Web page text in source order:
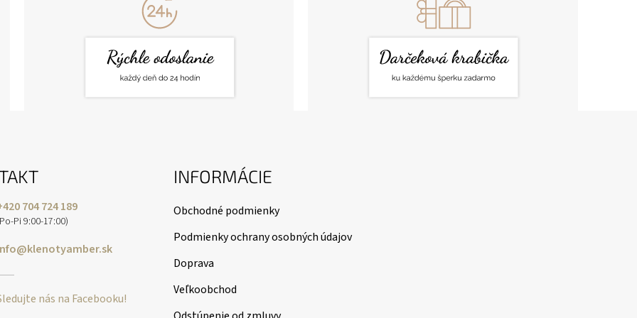
704 724 189
Pi 9:00-17:00)
nás na Facebooku!
INFORMÁCIE
Obchodné podmienky
Podmienky ochrany osobných údajov
Doprava
Veľkoobchod